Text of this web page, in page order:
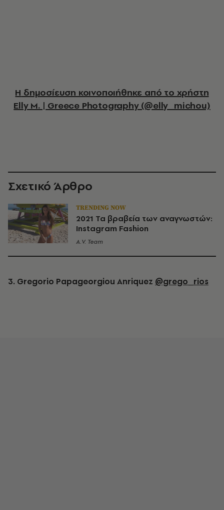
Η δημοσίευση κοινοποιήθηκε από το χρήστη
Elly M. | Greece Photography (@elly_michou)
Σχετικό Άρθρο
TRENDING NOW
2021 Τα βραβεία των αναγνωστών:
Instagram Fashion
A.V. Team
3. Gregorio Papageorgiou Anriquez @grego_rios